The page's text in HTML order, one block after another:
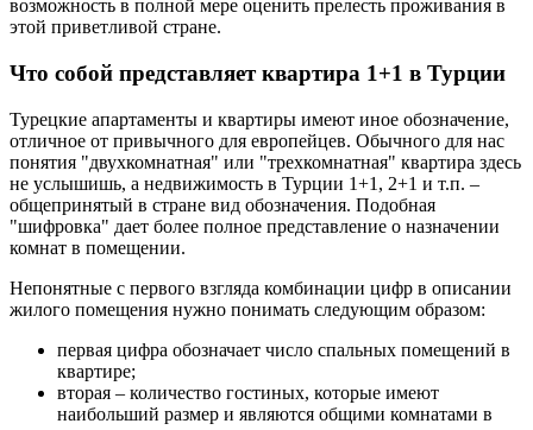
возможность в полной мере оценить прелесть проживания в
этой приветливой стране.
Что собой представляет квартира 1+1 в Турции
Турецкие апартаменты и квартиры имеют иное обозначение,
отличное от привычного для европейцев. Обычного для нас
понятия "двухкомнатная" или "трехкомнатная" квартира здесь
не услышишь, а недвижимость в Турции 1+1, 2+1 и т.п. –
общепринятый в стране вид обозначения. Подобная
"шифровка" дает более полное представление о назначении
комнат в помещении.
Непонятные с первого взгляда комбинации цифр в описании
жилого помещения нужно понимать следующим образом:
первая цифра обозначает число спальных помещений в
квартире;
вторая – количество гостиных, которые имеют
наибольший размер и являются общими комнатами в